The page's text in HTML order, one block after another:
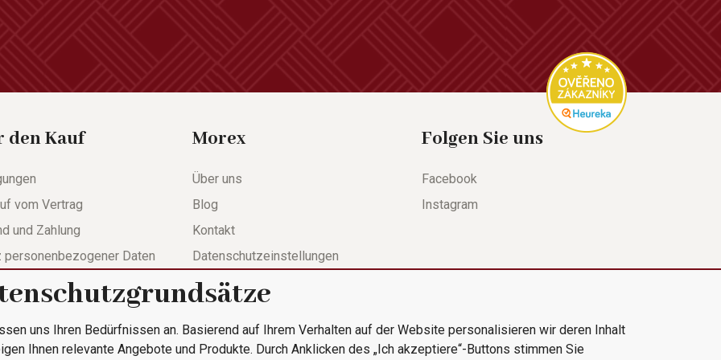
den Kauf
vom Vertrag
und Zahlung
personenbezogener Daten
Bestellung
Morex
Über uns
Blog
Kontakt
Datenschutzeinstellungen
Folgen Sie uns
Facebook
Instagram
uns Ihren Bedürfnissen an. Basierend auf Ihrem Verhalten auf der Website personalisieren wir deren Inhalt
Ihnen relevante Angebote und Produkte. Durch Anklicken des „Ich akzeptiere“-Buttons stimmen Sie